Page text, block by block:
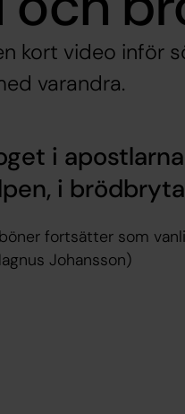
kort video inför
varandra.
i
i
fortsätter som
Johansson)